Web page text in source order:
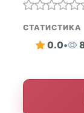
СТАТИСТИКА
0.0•